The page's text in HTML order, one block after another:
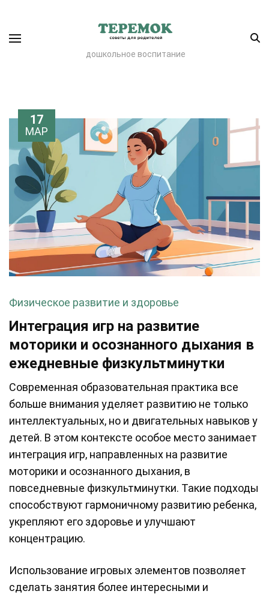
дошкольное воспитание
17
МАР
Физическое развитие и здоровье
Интеграция игр на развитие
моторики и осознанного дыхания в
ежедневные физкультминутки
Современная образовательная практика все
больше внимания уделяет развитию не только
интеллектуальных, но и двигательных навыков у
детей. В этом контексте особое место занимает
интеграция игр, направленных на развитие
моторики и осознанного дыхания, в
повседневные физкультминутки. Такие подходы
способствуют гармоничному развитию ребенка,
укрепляют его здоровье и улучшают
концентрацию.
Использование игровых элементов позволяет
сделать занятия более интересными и